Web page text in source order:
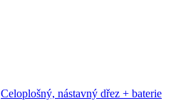
Celoplošný, nástavný dřez + baterie